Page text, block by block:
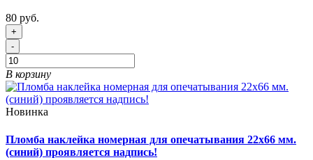
80 руб.
+
-
В корзину
Новинка
Пломба наклейка номерная для опечатывания 22х66 мм.
(синий) проявляется надпись!